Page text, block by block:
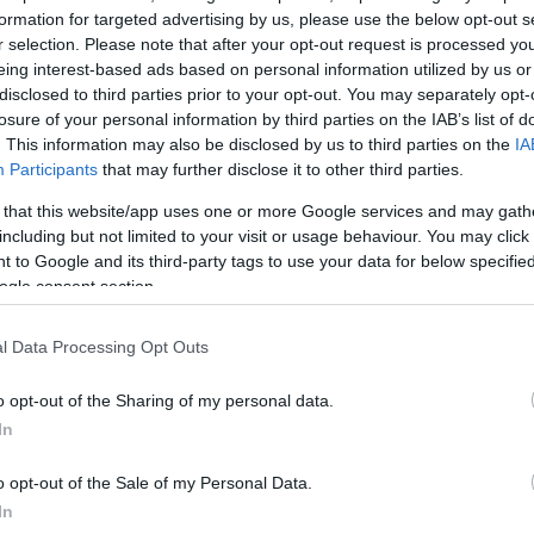
for targeted advertising by us, please use the below opt-out
selection. Please note that after your opt-out request is processed
interest-based ads based on personal information utilized by us
to third parties prior to your opt-out. You may separately
of your personal information by third parties on the IAB’s list of
This information may also be disclosed by us to third parties on the
Participants that may further disclose it to other third parties.
that this website/app uses one or more Google services and may
but not limited to your visit or usage behaviour. You may
to Google and its third-party tags to use your data for below
consent section.
Data Processing Opt Outs
opt-out of the Sharing of my personal data.
opt-out of the Sale of my Personal Data.
Πρόσφαταεθεάθη στη Βοιωτία, σε παραλία στην
.
ΔΙΑΦΗΜΙΣΗ